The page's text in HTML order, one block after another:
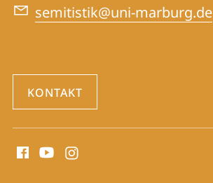
semitistik@uni-marburg.de
KONTAKT
Media